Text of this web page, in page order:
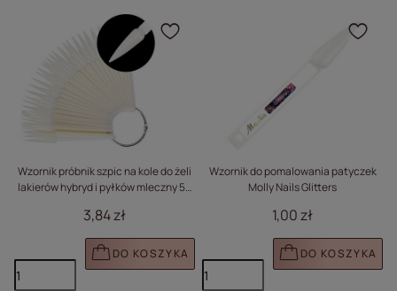
Wzornik próbnik szpic na kole do żeli
lakierów hybryd i pyłków mleczny 50
3,84 zł
DO KOSZYKA
Kliknij, aby dodać
Wzornik do pomalowania patyczek
Molly Nails Glitters
1,00 zł
DO KOSZYKA